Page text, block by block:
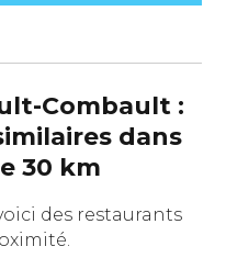
Combault :
dans
30 km
des restaurants